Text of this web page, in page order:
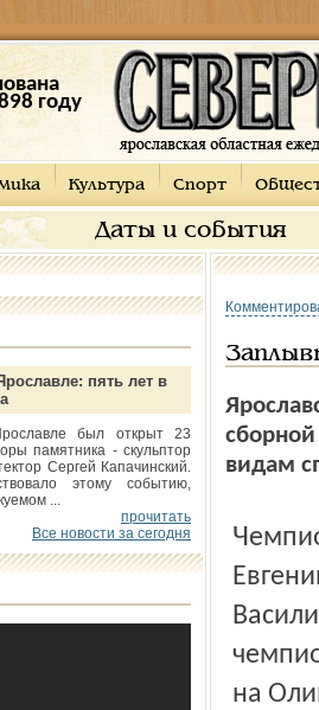
году
Культура Спорт
Даты и события
пять лет в
был открыт 23
памятника - скульптор
Сергей Капачинский.
этому событию,
...
прочитать
Все новости за сегодня
видам
Чемпионат мира в Шанхае пройдёт с 16 по 31 июля.
на